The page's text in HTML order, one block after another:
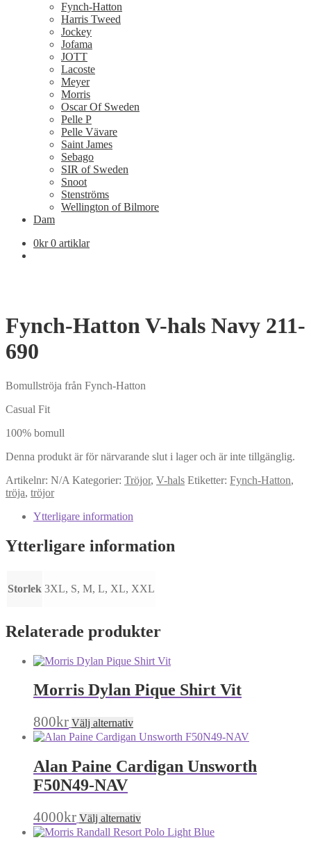
Fynch-Hatton
Harris Tweed
Jockey
Jofama
JOTT
Lacoste
Meyer
Morris
Oscar Of Sweden
Pelle P
Pelle Vävare
Saint James
Sebago
SIR of Sweden
Snoot
Stenströms
Wellington of Bilmore
Dam
0kr 0 artiklar
Fynch-Hatton V-hals Navy 211-
690
Bomullströja från Fynch-Hatton
Casual Fit
100% bomull
Denna produkt är för närvarande slut i lager och är inte tillgänglig.
Artikelnr: N/A Kategorier: Tröjor, V-hals Etiketter: Fynch-Hatton,
tröja, tröjor
Ytterligare information
Ytterligare information
Storlek 3XL, S, M, L, XL, XXL
Relaterade produkter
Morris Dylan Pique Shirt Vit
800kr Välj alternativDen
här
produkten
flera
alternativen
kan
Alan Paine Cardigan Unsworth
F50N49-NAV
4000kr Välj alternativDen
här
produkten